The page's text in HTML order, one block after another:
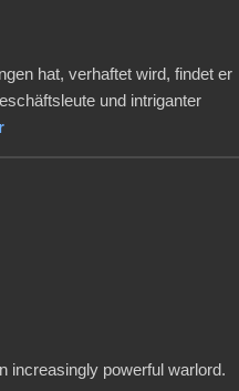
hat, verhaftet wird, findet er
und intriganter
increasingly powerful warlord.